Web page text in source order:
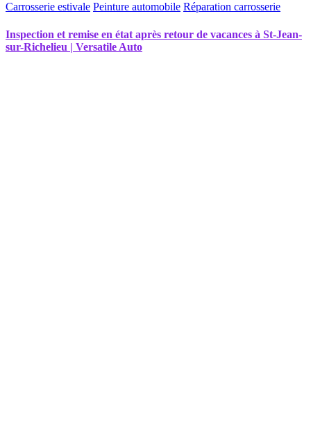
Carrosserie estivale Peinture automobile Réparation carrosserie
Inspection et remise en état après retour de vacances à St-Jean-
sur-Richelieu | Versatile Auto